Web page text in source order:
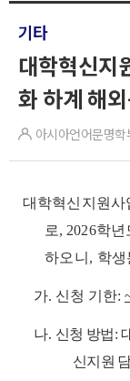
기타
대학혁신지
화 하계 해
아시아언어문명학
대학혁신지원사
로, 2026학
하오니, 학생
가. 신청 기한:
나. 신청 방법:
신지원